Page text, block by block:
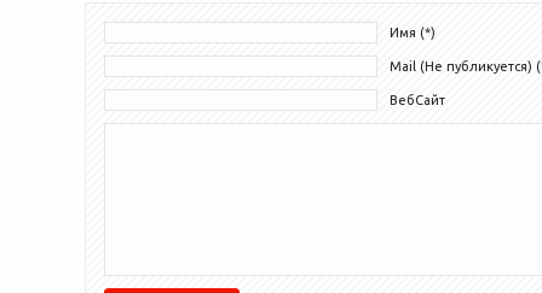
Имя (*)
Mail (Не публикуется)
ВебСайт